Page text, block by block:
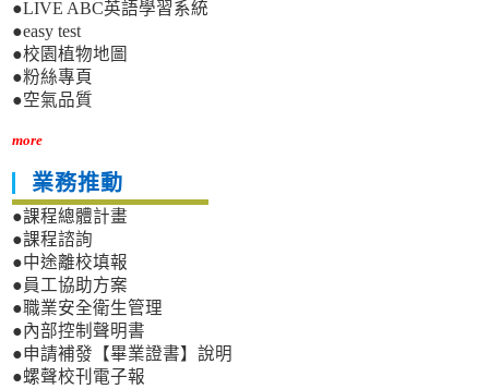
●LIVE ABC英語學習系統
●easy test
●校園植物地圖
●粉絲專頁
●空氣品質
more
業務推動
●課程總體計畫
●課程諮詢
●中途離校填報
●員工協助方案
●職業安全衛生管理
●內部控制聲明書
●申請補發【畢業證書】說明
●螺聲校刊電子報